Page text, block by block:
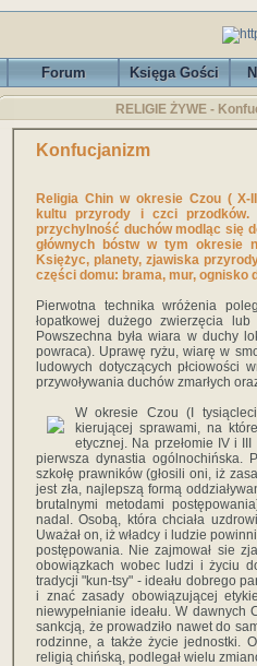
Forum Księga Gości
RELIGIE ŻYWE -
Konfucjanizm
Religia Chin w okresie Czou ( X-
kultu przyrody i czci przodków.
przychylność duchów modląc się
głównych bóstw w tym okresie
Księżyc, planety, zjawiska
części domu: brama, mur, ognisko
Pierwotna technika wróżenia
łopatkowej dużego zwierzęcia
Powszechna była wiara w duchy
powraca). Uprawę ryżu, wiarę w
ludowych dotyczących płciowości
przywoływania duchów zmarłych
W okresie Czou (I
kierującej sprawami, na
etycznej. Na przełomie IV i
pierwsza dynastia ogólnochińska.
szkołę prawników (głosili oni, iż
jest zła, najlepszą formą
brutalnymi metodami
nadal. Osobą, która chciała
Uważał on, iż władcy i ludzie
postępowania. Nie zajmował sie
obowiązkach wobec ludzi i życiu
tradycji "kun-tsy" - ideału dobrego
i znać zasady obowiązującej
niewypełnianie ideału. W dawnych
sankcją, że prowadziło nawet do
rodzinne, a także życie jednostki.
religią chińską, podlegał wielu